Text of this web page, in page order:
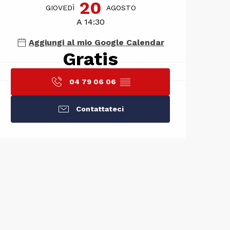
GIOVEDÌ 20 AGOSTO
A 14:30
Aggiungi al mio Google Calendar
Gratis
04 79 06 06 ▒▒
Contattateci